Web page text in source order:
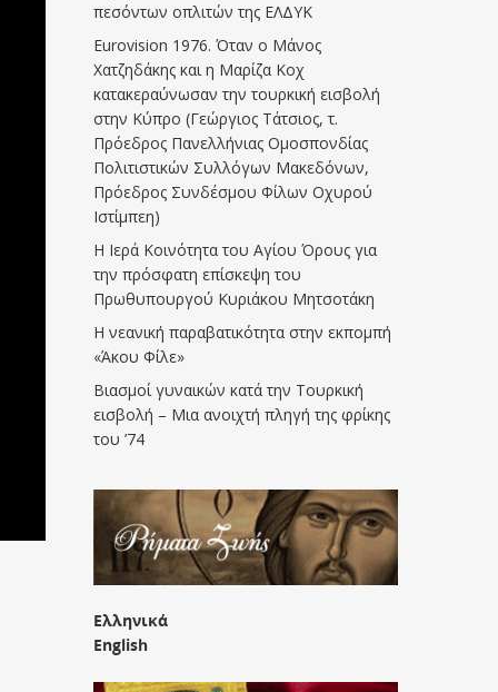
πεσόντων οπλιτών της ΕΛΔΥΚ
Eurovision 1976. Όταν ο Μάνος
Χατζηδάκης και η Μαρίζα Κοχ
κατακεραύνωσαν την τουρκική εισβολή
στην Κύπρο (Γεώργιος Τάτσιος, τ.
Πρόεδρος Πανελλήνιας Ομοσπονδίας
Πολιτιστικών Συλλόγων Μακεδόνων,
Πρόεδρος Συνδέσμου Φίλων Οχυρού
Ιστίμπεη)
Η Ιερά Κοινότητα του Αγίου Όρους για
την πρόσφατη επίσκεψη του
Πρωθυπουργού Κυριάκου Μητσοτάκη
Η νεανική παραβατικότητα στην εκπομπή
«Άκου Φίλε»
Βιασμοί γυναικών κατά την Τουρκική
εισβολή – Μια ανοιχτή πληγή της φρίκης
του ’74
Ελληνικά
English